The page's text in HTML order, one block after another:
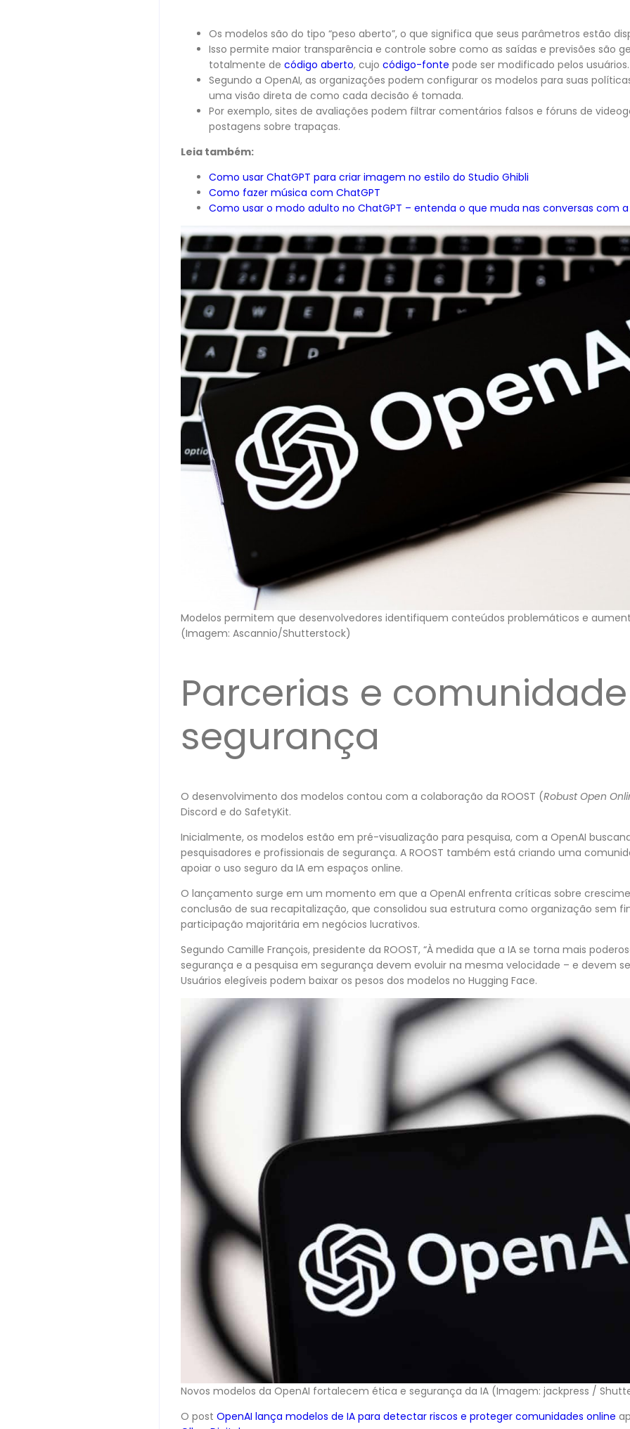
Os modelos são do tipo “peso aberto”, o que significa que seus parâmetros estão
Isso permite maior transparência e controle sobre como as saídas e previsões são
totalmente de código aberto, cujo código-fonte pode ser modificado pelos usuários.
Segundo a OpenAI, as organizações podem configurar os modelos para suas
uma visão direta de como cada decisão é tomada.
Por exemplo, sites de avaliações podem filtrar comentários falsos e fóruns de
postagens sobre trapaças.
Leia também:
Como usar ChatGPT para criar imagem no estilo do Studio Ghibli
Como fazer música com ChatGPT
Como usar o modo adulto no ChatGPT – entenda o que muda nas conversas com a
Modelos permitem que desenvolvedores identifiquem conteúdos problemáticos e
(Imagem: Ascannio/Shutterstock)
Parcerias e
segurança
O desenvolvimento dos modelos contou com a colaboração da ROOST (Robust Open
Discord e do SafetyKit.
Inicialmente, os modelos estão em pré-visualização para pesquisa, com a OpenAI
pesquisadores e profissionais de segurança. A ROOST também está criando uma
apoiar o uso seguro da IA em espaços online.
O lançamento surge em um momento em que a OpenAI enfrenta críticas sobre
conclusão de sua recapitalização, que consolidou sua estrutura como organização sem
participação majoritária em negócios lucrativos.
Segundo Camille François, presidente da ROOST, “À medida que a IA se torna mais
segurança e a pesquisa em segurança devem evoluir na mesma velocidade – e devem
Usuários elegíveis podem baixar os pesos dos modelos no Hugging Face.
Novos modelos da OpenAI fortalecem ética e segurança da IA (Imagem: jackpress /
O post OpenAI lança modelos de IA para detectar riscos e proteger comunidades online